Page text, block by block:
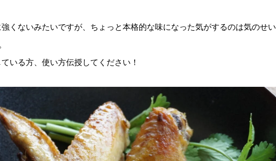
くないみたいですが、ちょっと本格的な味になった気がするのは気のせい
いる方、使い方伝授してください！